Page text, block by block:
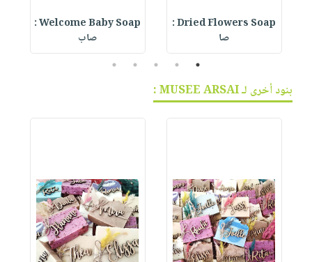
Dried Flowers Soap :
صا
Welcome Baby Soap :
صاب
1
2
3
4
5
بنود أخرى لـ MUSEE ARSAI :